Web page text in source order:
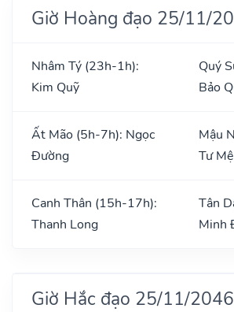
Giờ Hoàng đạo 25/11/
Nhâm Tý (23h-1h):
Kim Quỹ
Quý
Bảo
Ất Mão (5h-7h): Ngọc
Đường
Mậu
Tư
Canh Thân (15h-17h):
Thanh Long
Tân
Minh
Giờ Hắc đạo 25/11/2046